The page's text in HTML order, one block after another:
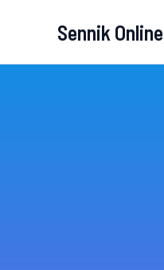
Sennik Online